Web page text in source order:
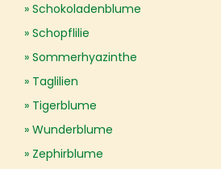
Schokoladenblume
Schopflilie
Sommerhyazinthe
Taglilien
Tigerblume
Wunderblume
Zephirblume